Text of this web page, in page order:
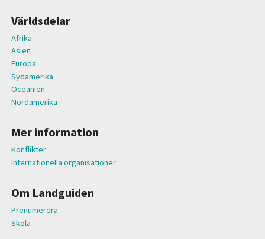
Världsdelar
Afrika
Asien
Europa
Sydamerika
Oceanien
Nordamerika
Mer information
Konflikter
Internationella organisationer
Om Landguiden
Prenumerera
Skola